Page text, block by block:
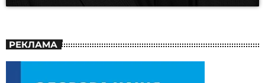
РЕКЛАМА